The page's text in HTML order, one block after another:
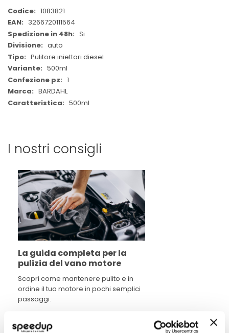
Maggiori
Informazioni
1083821
3266720111564
Si
auto
Pulitore iniettori diesel
500ml
1
BARDAHL
500ml
I nostri consigli
La guida completa per la
pulizia del vano motore
Scopri come mantenere pulito e in
ordine il tuo motore in pochi semplici
passaggi.